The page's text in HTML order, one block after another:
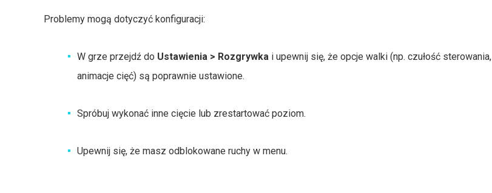
Problemy mogą dotyczyć konfiguracji:
W grze przejdź do Ustawienia > Rozgrywka i upewnij się, że opcje walki (np. czułość sterowania,
animacje cięć) są poprawnie ustawione.
Spróbuj wykonać inne cięcie lub zrestartować poziom.
Upewnij się, że masz odblokowane ruchy w menu.